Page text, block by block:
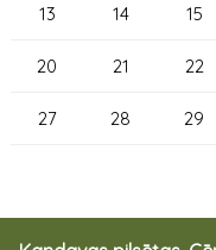
13 14 15
20 21 22
27 28 29